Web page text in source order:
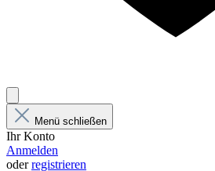
Menü schließen
Ihr Konto
Anmelden
oderregistrieren